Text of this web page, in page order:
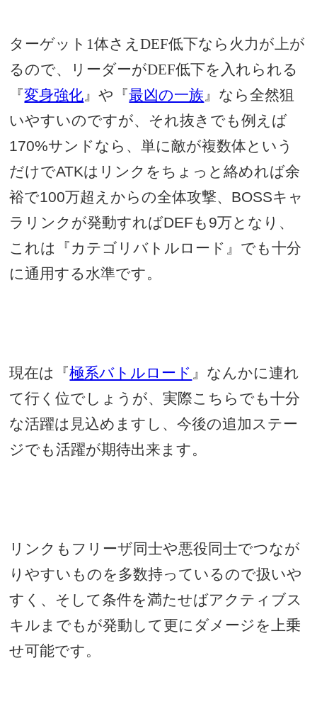
ターゲット1体さえDEF低下なら火力が上が
るので、リーダーがDEF低下を入れられる
『変身強化』や『最凶の一族』なら全然狙
いやすいのですが、それ抜きでも例えば
170%サンドなら、単に敵が複数体という
だけでATKはリンクをちょっと絡めれば余
裕で100万超えからの全体攻撃、 BOSSキャ
ラリンクが発動すればDEF も 9万となり、
これは『カテゴリバトルロード』でも十分
に通用する水準です。
現在は『極系バトルロード 』なんかに連れ
て行く位でしょうが、実際こちらでも十分
な活躍は見込めますし、今後の追加ステー
ジでも活躍が期待出来ます。
リンクもフリーザ同士や悪役同士でつなが
りやすいものを多数持っているので扱いや
すく、そして条件を満たせばアクティブス
キルまでもが発動して更にダメージを上乗
せ可能です。